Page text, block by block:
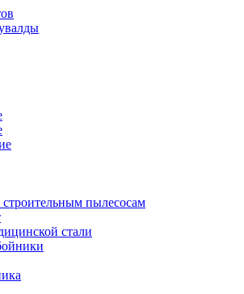
пылесосам
стали